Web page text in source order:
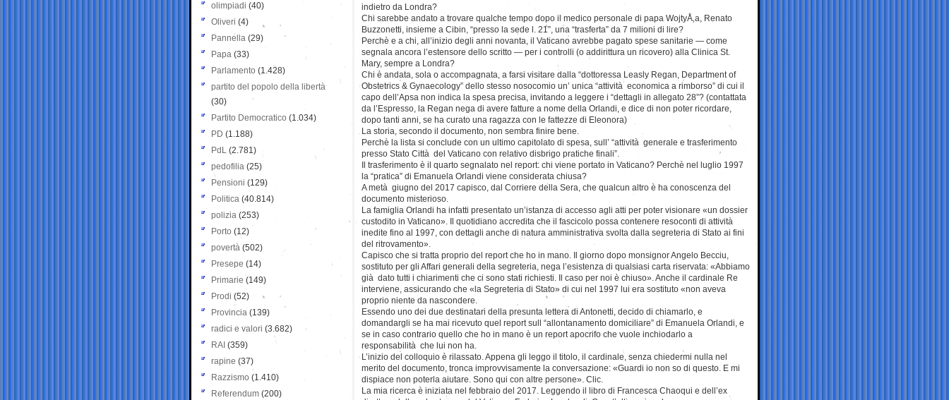
indietro da Londra?
Chi sarebbe andato a trovare qualche tempo dopo il medico personale di papa WojtyÅ‚a, Renato
Buzzonetti, insieme a Cibin, “presso la sede l. 21”, una “trasferta” da 7 milioni di lire?
Perchè e a chi, all’inizio degli anni novanta, il Vaticano avrebbe pagato spese sanitarie — come
segnala ancora l’estensore dello scritto — per i controlli (o addirittura un ricovero) alla Clinica St.
Mary, sempre a Londra?
Chi è andata, sola o accompagnata, a farsi visitare dalla “dottoressa Leasly Regan, Department of
Obstetrics & Gynaecology” dello stesso nosocomio un’ unica “attività economica a rimborso” di cui il
capo dell’Apsa non indica la spesa precisa, invitando a leggere i “dettagli in allegato 28”? (contattata
da l’Espresso, la Regan nega di avere fatture a nome della Orlandi, e dice di non poter ricordare,
dopo tanti anni, se ha curato una ragazza con le fattezze di Eleonora)
La storia, secondo il documento, non sembra finire bene.
Perchè la lista si conclude con un ultimo capitolato di spesa, sull’ “attività generale e trasferimento
presso Stato Città del Vaticano con relativo disbrigo pratiche finali”.
Il trasferimento è il quarto segnalato nel report: chi viene portato in Vaticano? Perchè nel luglio 1997
la “pratica” di Emanuela Orlandi viene considerata chiusa?
A metà giugno del 2017 capisco, dal Corriere della Sera, che qualcun altro è ha conoscenza del
documento misterioso.
La famiglia Orlandi ha infatti presentato un’istanza di accesso agli atti per poter visionare «un dossier
custodito in Vaticano». Il quotidiano accredita che il fascicolo possa contenere resoconti di attività
inedite fino al 1997, con dettagli anche di natura amministrativa svolta dalla segreteria di Stato ai fini
del ritrovamento».
Capisco che si tratta proprio del report che ho in mano. Il giorno dopo monsignor Angelo Becciu,
sostituto per gli Affari generali della segreteria, nega l’esistenza di qualsiasi carta riservata: «Abbiamo
già dato tutti i chiarimenti che ci sono stati richiesti. Il caso per noi è chiuso». Anche il cardinale Re
interviene, assicurando che «la Segreteria di Stato» di cui nel 1997 lui era sostituto «non aveva
proprio niente da nascondere.
Essendo uno dei due destinatari della presunta lettera di Antonetti, decido di chiamarlo, e
domandargli se ha mai ricevuto quel report sull “allontanamento domiciliare” di Emanuela Orlandi, e
se in caso contrario quello che ho in mano è un report apocrifo che vuole inchiodarlo a
responsabilità che lui non ha.
L’inizio del colloquio è rilassato. Appena gli leggo il titolo, il cardinale, senza chiedermi nulla nel
merito del documento, tronca improvvisamente la conversazione: «Guardi io non so di questo. E mi
dispiace non poterla aiutare. Sono qui con altre persone». Clic.
La mia ricerca è iniziata nel febbraio del 2017. Leggendo il libro di Francesca Chaoqui e dell’ex
olimpiadi (40)
Oliveri (4)
Pannella (29)
Papa (33)
Parlamento (1.428)
partito del popolo della libertà
(30)
Partito Democratico (1.034)
PD (1.188)
PdL (2.781)
pedofilia (25)
Pensioni (129)
Politica (40.814)
polizia (253)
Porto (12)
povertà (502)
Presepe (14)
Primarie (149)
Prodi (52)
Provincia (139)
radici e valori (3.682)
RAI (359)
rapine (37)
Razzismo (1.410)
Referendum (200)